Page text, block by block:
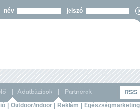
név jelszó
Outdoor/indoor Reklám Egészségmarketing